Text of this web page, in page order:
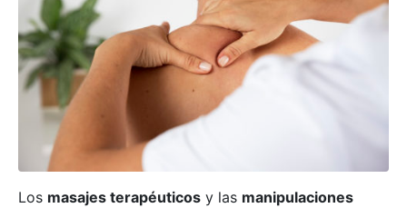
Los masajes terapéuticos y las manipulaciones